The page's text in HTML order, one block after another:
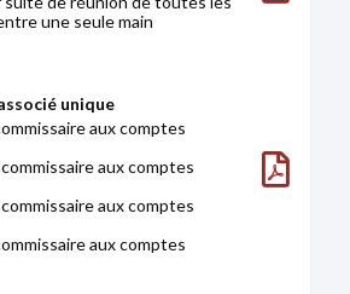
une seule main
unique
aux comptes
aux comptes
aux comptes
aux comptes